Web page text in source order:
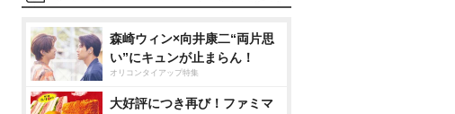
森崎ウィン×向井康二“両片思
い”にキュンが止まらん！
オリコンタイアップ特集
大好評につき再び！ファミマ